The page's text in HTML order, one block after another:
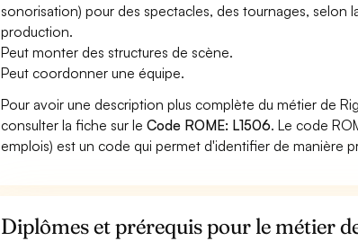
sonorisation) pour des spectacles, des tournages, selon
production.
Peut monter des structures de scène.
Peut coordonner une équipe.
Pour avoir une description plus complète du métier de
consulter la fiche sur leCode ROME: L1506. Le code
emplois) est un code qui permet d'identifier de manière
Diplômes et prérequis pour le métier